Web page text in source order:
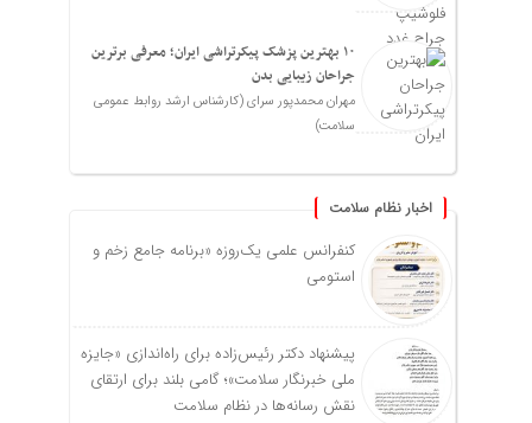
۱۰ بهترین پزشک پیکرتراشی ایران؛ معرفی برترین
جراحان زیبایی بدن
مهران محمدپور سرای (کارشناس ارشد روابط عمومی
سلامت)
اخبار نظام سلامت
کنفرانس علمی یک‌روزه «برنامه جامع زخم و
استومی
پیشنهاد دکتر رئیس‌زاده برای راه‌اندازی «جایزه
ملی خبرنگار سلامت»؛ گامی بلند برای ارتقای
نقش رسانه‌ها در نظام سلامت